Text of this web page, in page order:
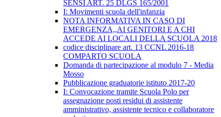
SENSI ART. 25 DLGS 165/2001
I: Movimenti scuola dell'infanzia
NOTA INFORMATIVA IN CASO DI
EMERGENZA,,AI GENITORI E A CHI
ACCEDE AI LOCALI DELLA SCUOLA 2018
codice disciplinare art. 13 CCNL 2016-18
COMPARTO SCUOLA
Domanda di partecipazione al modulo 7 - Media
Mosso
Pubblicazione graduatorie istituto 2017-20
I: Convocazione tramite Scuola Polo per
assegnazione posti residui di assistente
amministrativo, assistente tecnico e collaboratore